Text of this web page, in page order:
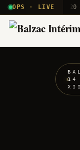
OPS · LIVE
T2E · B71 Push A320 —
14